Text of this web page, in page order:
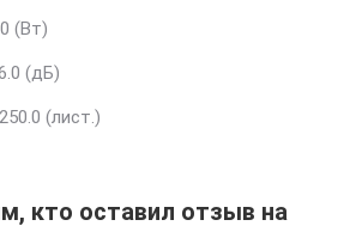
(Вт)
(дБ)
(лист.)
кто оставил отзыв на